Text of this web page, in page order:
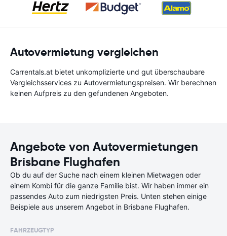
Autovermietung vergleichen
Carrentals.at bietet unkomplizierte und gut überschaubare
Vergleichsservices zu Autovermietungspreisen. Wir berechnen
keinen Aufpreis zu den gefundenen Angeboten.
Angebote von Autovermietungen
Brisbane Flughafen
Ob du auf der Suche nach einem kleinen Mietwagen oder
einem Kombi für die ganze Familie bist. Wir haben immer ein
passendes Auto zum niedrigsten Preis. Unten stehen einige
Beispiele aus unserem Angebot in Brisbane Flughafen.
FAHRZEUGTYP